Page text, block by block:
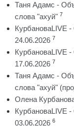
Таня Адамс -
слова "ахуй" 7
КурбановаLIVE
24.06.2026 7
КурбановаLIVE
17.06.2026 7
Таня Адамс -
слова "ахуй"
Олена
КурбановаLIVE
03.06.2026 6